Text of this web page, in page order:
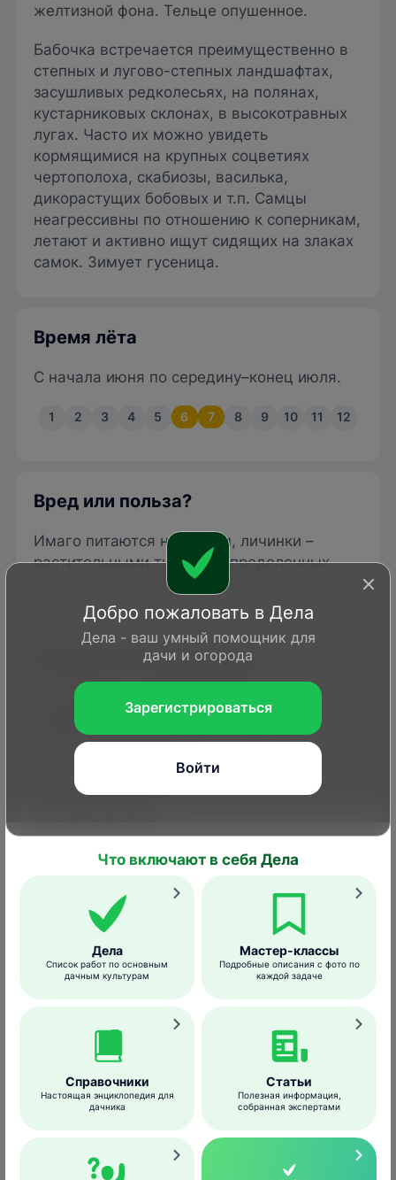
желтизной фона. Тельце опушенное.
Бабочка встречается преимущественно в
степных и лугово-степных ландшафтах,
засушливых редколесьях, на полянах,
кустарниковых склонах, в высокотравных
лугах. Часто их можно увидеть
кормящимися на крупных соцветиях
чертополоха, скабиозы, василька,
дикорастущих бобовых и т.п. Самцы
неагрессивны по отношению к соперникам,
летают и активно ищут сидящих на злаках
самок. Зимует гусеница.
Время лёта
С начала июня по середину–конец июля.
1 2 3 4 5 6 7 8 9 10 11 12
Вред или польза?
Имаго питаются нектаром, личинки –
растительными тканями определенных
травянистых растений.
Каким растениям вредит
Кормовые растения меланаргии – злаки
костер
, тимофеевка, мятлик, ковыль,
коротконожка и др.).
Развивается в одном поколении за год.
Самки откладывают по одному светло-
зеленому ребристому уплощенному с
концов яйцу на листья и стебли кормового
растения, часто рассеивая их прямо на
лету. Отродившиеся гусеницы питаются
тут же. Куколка светло-коричневого цвета.
Гусеница
Добро пожаловать в Дела
Дела - ваш умный помощник для
дачи и огорода
Зарегистрироваться
Войти
Что включают в себя Дела
Дела
Список работ по основным
дачным культурам
Мастер-классы
Подробные описания с фото по
каждой задаче
Справочники
Настоящая энциклопедия для
дачника
Статьи
Полезная информация,
собранная экспертами